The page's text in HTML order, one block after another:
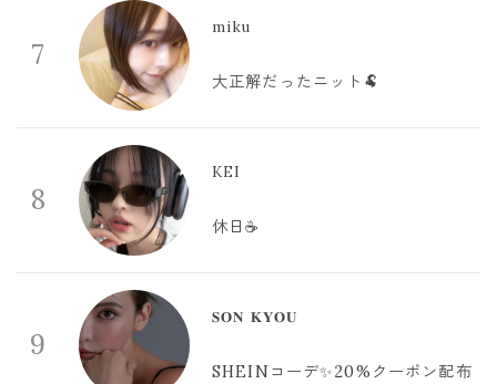
7
miku
大正解だったニット🐏
8
KEI
休日☕️
9
𝐒𝐎𝐍 𝐊𝐘𝐎𝐔
SHEINコーデ✨20%クーポン配布